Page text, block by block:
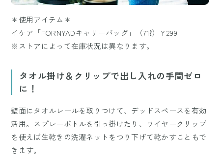
＊使用アイテム＊
イケア「FÖRNYADキャリーバッグ」（71ℓ）¥299
※ストアによって在庫状況は異なります。
タオル掛け＆クリップで出し入れの手間ゼロ
に！
壁面にタオルレールを取りつけて、デッドスペースを有効
活用。スプレーボトルを引っ掛けたり、ワイヤークリップ
を使えば生乾きの洗濯ネットをつり下げて乾かすこともで
きます。